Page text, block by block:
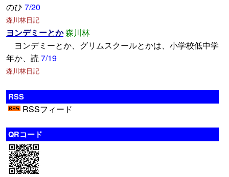
のひ 7/20
森川林日記
ヨンデミーとか森川林
ヨンデミーとか、グリムスクールとかは、小学校低中学
年か、読7/19
森川林日記
RSS
RSSフィード
QRコード